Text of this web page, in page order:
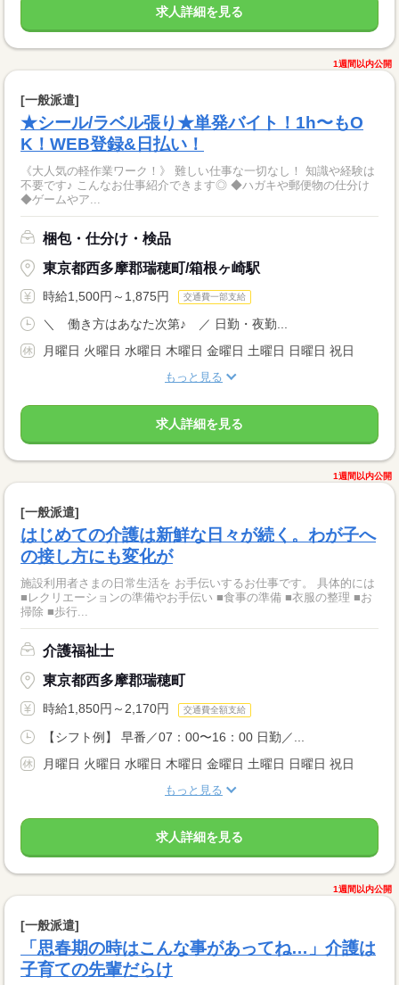
求人詳細を見る
1週間以内公開
[一般派遣]
★シール/ラベル張り★単発バイト！1h〜もO
K！WEB登録&日払い！
《大人気の軽作業ワーク！》 難しい仕事な一切なし！ 知識や経験は
不要です♪ こんなお仕事紹介できます◎ ◆ハガキや郵便物の仕分け
◆ゲームやア...
梱包・仕分け・検品
東京都西多摩郡瑞穂町/箱根ヶ崎駅
時給1,500円～1,875円 交通費一部支給
＼ 働き方はあなた次第♪ ／ 日勤・夜勤...
月曜日 火曜日 水曜日 木曜日 金曜日 土曜日 日曜日 祝日
もっと見る
求人詳細を見る
1週間以内公開
[一般派遣]
はじめての介護は新鮮な日々が続く。わが子へ
の接し方にも変化が
施設利用者さまの日常生活を お手伝いするお仕事です。 具体的には
■レクリエーションの準備やお手伝い ■食事の準備 ■衣服の整理 ■お
掃除 ■歩行...
介護福祉士
東京都西多摩郡瑞穂町
時給1,850円～2,170円 交通費全額支給
【シフト例】 早番／07：00〜16：00 日勤／...
月曜日 火曜日 水曜日 木曜日 金曜日 土曜日 日曜日 祝日
もっと見る
求人詳細を見る
1週間以内公開
[一般派遣]
「思春期の時はこんな事があってね…」介護は
子育ての先輩だらけ